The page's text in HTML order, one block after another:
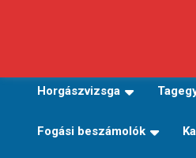
Horgászvizsga
Fogási beszámolók